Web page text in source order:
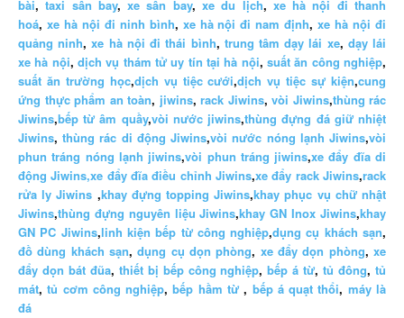
bài,taxi sân bay,xe sân bay,xe du lịch, xe hà nội đi thanh
hoá, xe hà nội đi ninh bình, xe hà nội đi nam định,xe hà nội đi
quảng ninh,xe hà nội đi thái bình, trung tâm dạy lái xe, dạy lái
xe hà nội,dịch vụ thám tử uy tín tại hà nội,suất ăn công nghiệp,
suất ăn trường học,dịch vụ tiệc cưới,dịch vụ tiệc sự kiện,cung
ứng thực phẩm an toàn, jiwins, rack Jiwins, vòi Jiwins,thùng rác
Jiwins,bếp từ âm quầy,vòi nước jiwins,thùng đựng đá giữ nhiệt
Jiwins,thùng rác di động Jiwins,vòi nước nóng lạnh Jiwins,vòi
phun tráng nóng lạnh jiwins,vòi phun tráng jiwins,xe đẩy đĩa di
động Jiwins,xe đẩy đĩa điều chỉnh Jiwins,xe đẩy rack Jiwins,rack
rửa ly Jiwins ,khay đựng topping Jiwins,khay phục vụ chữ nhật
Jiwins,thùng đựng nguyên liệu Jiwins,khay GN Inox Jiwins,khay
GN PC Jiwins,linh kiện bếp từ công nghiệp,dụng cụ khách sạn,
đồ dùng khách sạn,dụng cụ dọn phòng, xe đẩy dọn phòng,xe
đẩy dọn bát đũa, thiết bị bếp công nghiệp,bếp á từ,tủ đông,tủ
mát,tủ cơm công nghiệp,bếp hầm từ , bếp á quạt thổi, máy là
đá